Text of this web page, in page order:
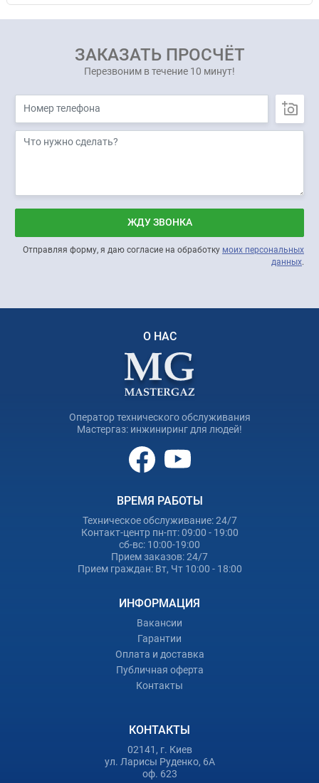
ЗАКАЗАТЬ ПРОСЧЁТ
Перезвоним в течение 10 минут!
ЖДУ ЗВОНКА
Отправляя форму, я даю согласие на обработку моих персональных
данных.
О НАС
Оператор технического обслуживания
Мастергаз: инжиниринг для людей!
ВРЕМЯ РАБОТЫ
Техническое обслуживание: 24/7
Контакт-центр пн-пт: 09:00 - 19:00
сб-вс: 10:00-19:00
Прием заказов: 24/7
Прием граждан: Вт, Чт 10:00 - 18:00
ИНФОРМАЦИЯ
Вакансии
Гарантии
Оплата и доставка
Публичная оферта
Контакты
КОНТАКТЫ
02141, г. Киев
ул. Ларисы Руденко, 6А
оф. 623